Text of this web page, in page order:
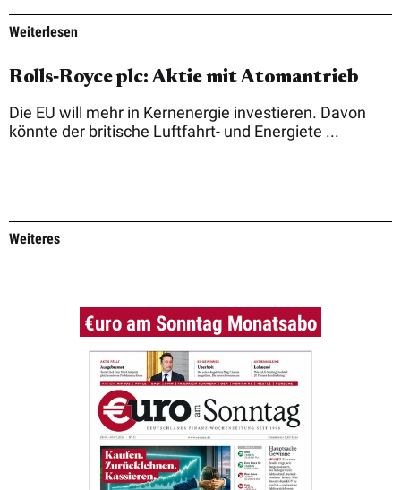
Weiterlesen
Rolls‑Royce plc: Aktie mit Atomantrieb
Die EU will mehr in Kernenergie investieren. Davon
könnte der britische Luftfahrt- und Energiete ...
Weiteres
€uro am Sonntag Monatsabo